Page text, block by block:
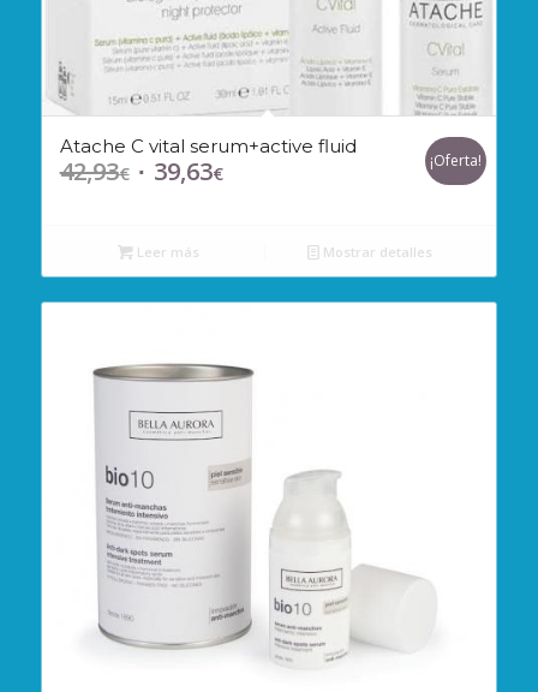
Atache C vital serum+active fluid
42,93€ El
era:
39,63€El
¡Oferta!
Leer más Mostrar detalles